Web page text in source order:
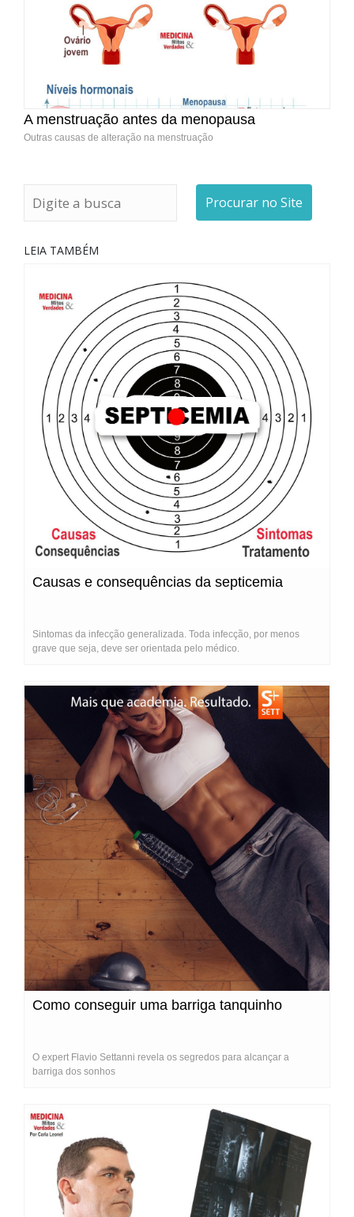
A menstruação antes da menopausa
Outras causas de alteração na menstruação
Procurar no Site
LEIA TAMBÉM
Causas e consequências da septicemia
Sintomas da infecção generalizada. Toda infecção, por menos
grave que seja, deve ser orientada pelo médico.
Como conseguir uma barriga tanquinho
O expert Flavio Settanni revela os segredos para alcançar a
barriga dos sonhos